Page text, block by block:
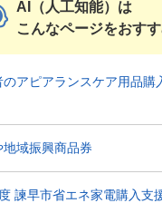
AI（人工知能）は
こんなページをおす
アピアランスケア用品購
地域振興商品券
諫早市省エネ家電購入支